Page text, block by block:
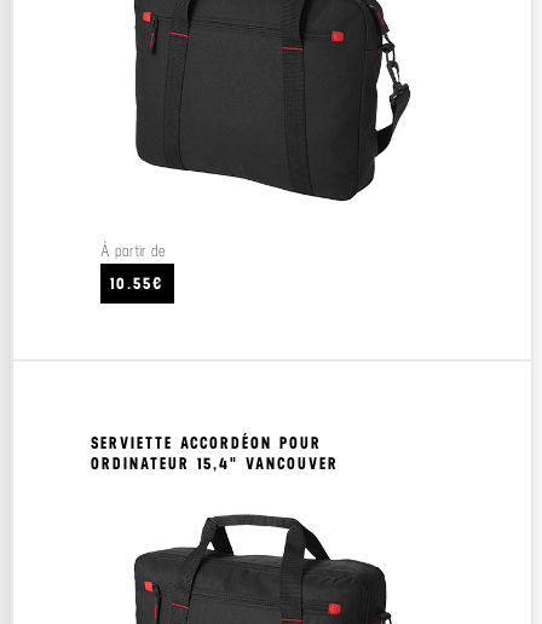
À partir de
10.55€
SERVIETTE ACCORDÉON POUR
ORDINATEUR 15,4" VANCOUVER